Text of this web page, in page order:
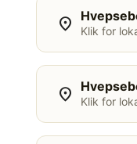
location_on Klik for
location_on Klik for